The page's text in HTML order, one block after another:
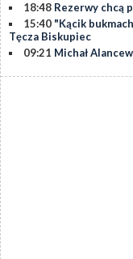
18:48 Rezerwy chcą
15:40 "Kącik
Tęcza Biskupiec
09:21 Michał